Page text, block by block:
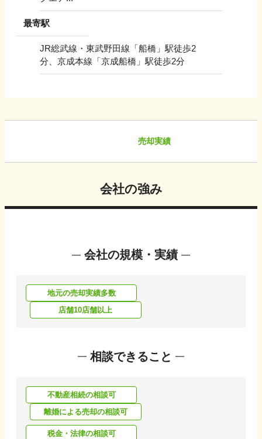
最寄駅
JR総武線・東武野田線「船橋」駅徒歩2
分、京成本線「京成船橋」駅徒歩2分
売却実績
会社の強み
会社の規模・実績
地元の売却実績多数
店舗10店舗以上
相談できること
不動産相続の相談可
離婚による売却の相談可
税金・法律の相談可